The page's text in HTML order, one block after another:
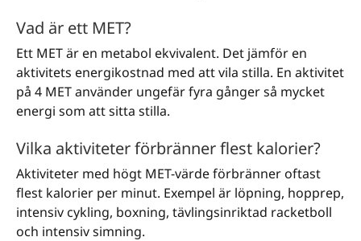
Vad är ett MET?
Ett MET är en metabol ekvivalent. Det jämför en
aktivitets energikostnad med att vila stilla. En aktivitet
på 4 MET använder ungefär fyra gånger så mycket
energi som att sitta stilla.
Vilka aktiviteter förbränner flest kalorier?
Aktiviteter med högt MET-värde förbränner oftast
flest kalorier per minut. Exempel är löpning, hopprep,
intensiv cykling, boxning, tävlingsinriktad racketboll
och intensiv simning.